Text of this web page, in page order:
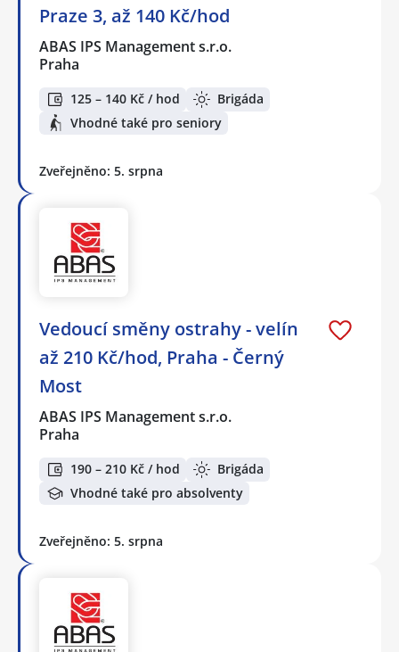
Praze 3, až 140 Kč/hod
ABAS IPS Management s.r.o.
Praha
125 – 140 Kč / hod
Brigáda
Vhodné také pro seniory
Zveřejněno: 5. srpna
Vedoucí směny ostrahy - velín
až 210 Kč/hod, Praha - Černý
Most
ABAS IPS Management s.r.o.
Praha
190 – 210 Kč / hod
Brigáda
Vhodné také pro absolventy
Zveřejněno: 5. srpna